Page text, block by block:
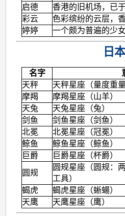
启德
香港的旧机场，已
彩云
色彩缤纷的云层，
婷婷
一个颇为普遍的少女
日本
名字
天秤
天秤星座（量度重量
摩羯
摩羯星座（山羊）
天兔
天兔星座（兔）
剑鱼
剑鱼星座（剑鱼）
北冕
北冕星座（冠冕）
鲸鱼
鲸鱼星座（鲸鱼）
巨爵
巨爵星座（杯爵）
圆规
圆规星座（圆规：
工具）
蝎虎
蝎虎星座（蜥蝪）
天鹰
天鹰星座（鹰）